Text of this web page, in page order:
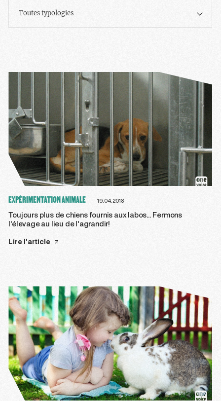
Toutes typologies
EXPÉRIMENTATION ANIMALE 19.04.2018
Toujours plus de chiens fournis aux labos... Fermons
l'élevage au lieu de l'agrandir!
Lire l'article